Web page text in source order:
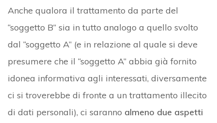
Anche qualora il trattamento da parte del
“soggetto B” sia in tutto analogo a quello svolto
dal “soggetto A” (e in relazione al quale si deve
presumere che il “soggetto A” abbia già fornito
idonea informativa agli interessati, diversamente
ci si troverebbe di fronte a un trattamento illecito
di dati personali), ci saranno almeno due aspetti